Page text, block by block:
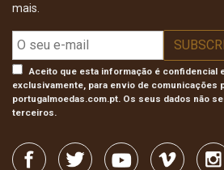
mais.
Aceito que esta informação é confidencial
exclusivamente, para envio de comunicações
portugalmoedas.com.pt. Os seus dados não
terceiros.